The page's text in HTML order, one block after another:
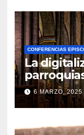
CONFERENCIAS
La
realidad
la Iglesia
6 MARZO, 2025